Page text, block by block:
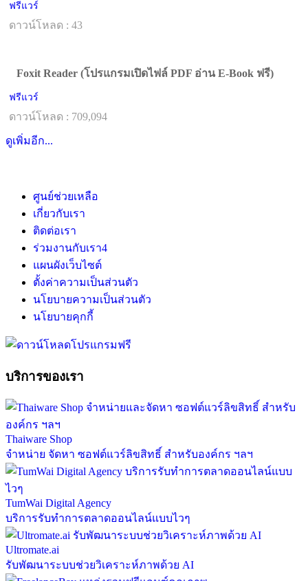
ฟรีแวร์
ดาวน์โหลด : 43
Foxit Reader (โปรแกรมเปิดไฟล์ PDF อ่าน E-Book ฟรี)
ฟรีแวร์
ดาวน์โหลด : 709,094
ดูเพิ่มอีก...
ศูนย์ช่วยเหลือ
เกี่ยวกับเรา
ติดต่อเรา
ร่วมงานกับเรา4
แผนผังเว็บไซต์
ตั้งค่าความเป็นส่วนตัว
นโยบายความเป็นส่วนตัว
นโยบายคุกกี้
บริการของเรา
Thaiware Shop
จำหน่าย จัดหา ซอฟต์แวร์ลิขสิทธิ์ สำหรับองค์กร ฯลฯ
TumWai Digital Agency
บริการรับทำการตลาดออนไลน์แบบไวๆ
Ultromate.ai
รับพัฒนาระบบช่วยวิเคราะห์ภาพด้วย AI